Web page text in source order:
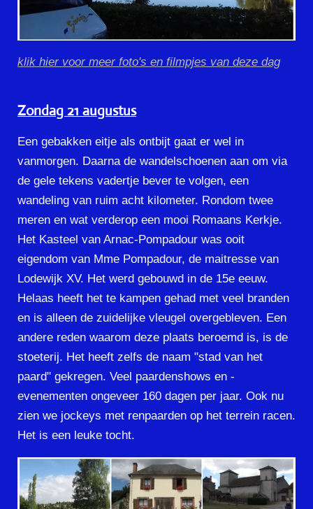
klik hier voor meer foto's en filmpjes van deze dag
Zondag 21 augustus
Een gebakken eitje als ontbijt gaat er wel in
vanmorgen. Daarna de wandelschoenen aan om via
de gele tekens vadertje bever te volgen, een
wandeling van ruim acht kilometer. Rondom twee
meren en wat verderop een mooi Romaans Kerkje.
Het Kasteel van Arnac-Pompadour was ooit
eigendom van Mme Pompadour, de maitresse van
Lodewijk XV. Het werd gebouwd in de 15e eeuw.
Helaas heeft het te kampen gehad met veel branden
en is alleen de zuidelijke vleugel overgebleven. Een
andere reden waarom deze plaats beroemd is, is de
stoeterij. Het heeft zelfs de naam "stad van het
paard" gekregen. Veel paardenshows en -
evenementen ongeveer 160 dagen per jaar. Ook nu
zien we jockeys met renpaarden op het terrein racen.
Het is een leuke tocht.